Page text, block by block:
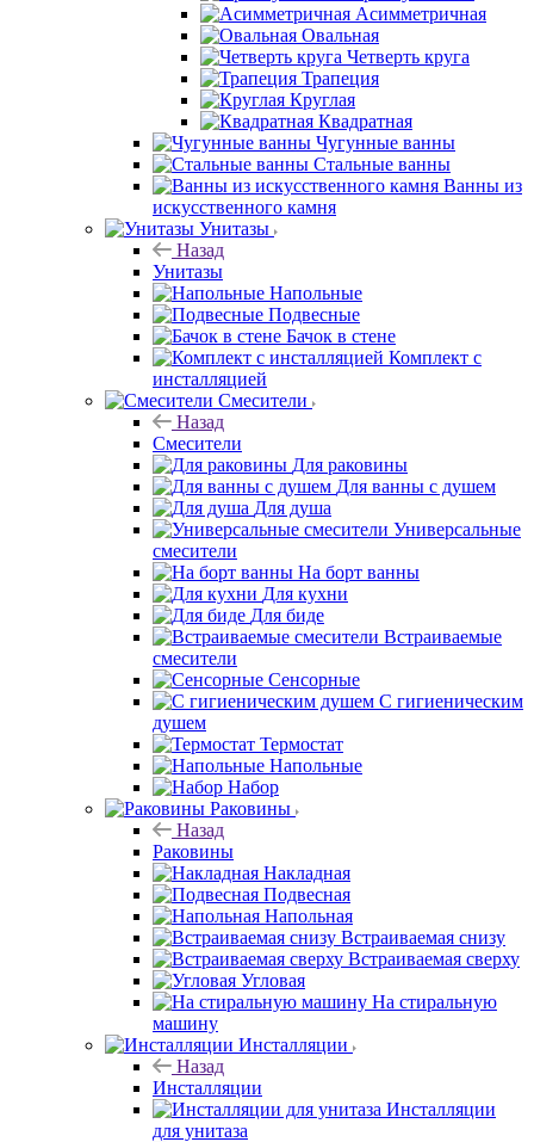
Асимметричная
Овальная
Четверть круга
Трапеция
Круглая
Квадратная
Чугунные ванны
Стальные ванны
Ванны из
искусственного камня
Унитазы
Назад
Унитазы
Напольные
Подвесные
Бачок в стене
Комплект с
инсталляцией
Смесители
Назад
Смесители
Для раковины
Для ванны с душем
Для душа
Универсальные
смесители
На борт ванны
Для кухни
Для биде
Встраиваемые
смесители
Сенсорные
С гигиеническим
душем
Термостат
Напольные
Набор
Раковины
Назад
Раковины
Накладная
Подвесная
Напольная
Встраиваемая снизу
Встраиваемая сверху
Угловая
На стиральную
машину
Инсталляции
Назад
Инсталляции
Инсталляции
для унитаза